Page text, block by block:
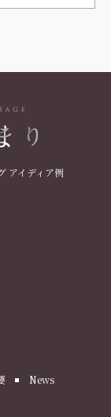
アイディア例
News